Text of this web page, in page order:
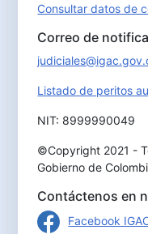
Consultar datos de
Correo de
Listado de peritos
NIT: 8999990049
©Copyright 2021 -
Gobierno de
Contáctenos en
Facebook